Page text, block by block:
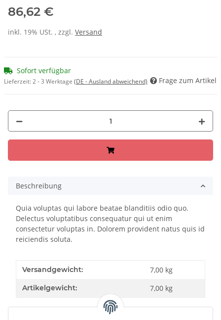
86,62 €
inkl. 19% USt. , zzgl. Versand
Sofort verfügbar
Lieferzeit:2 - 3 Werktage (DE - Ausland abweichend) Frage zum Artikel
Beschreibung
Quia voluptas qui labore beatae blanditiis odio quo.
Delectus voluptatibus consequatur qui ut enim
consectetur voluptas in. Dolorem provident natus quis id
reiciendis soluta.
Versandgewicht: 7,00 kg
Artikelgewicht: 7,00 kg